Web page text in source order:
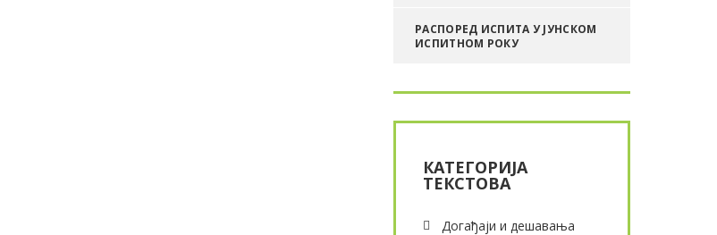
РАСПОРЕД ИСПИТА У ЈУНСКОМ
ИСПИТНОМ РОКУ
КАТЕГОРИЈА
ТЕКСТОВА
Догађаји и дешавања